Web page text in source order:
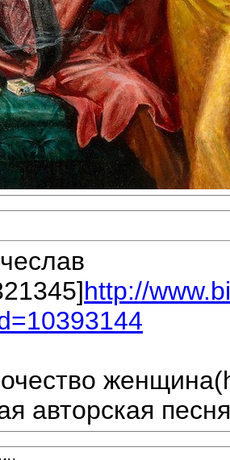
http://
авторская